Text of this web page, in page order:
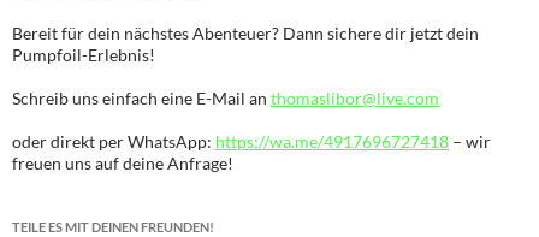
Bereit für dein nächstes Abenteuer? Dann sichere dir jetzt dein
Pumpfoil-Erlebnis!
Schreib uns einfach eine E-Mail an thomaslibor@live.com
oder direkt per WhatsApp: https://wa.me/4917696727418 – wir
freuen uns auf deine Anfrage!
TEILE ES MIT DEINEN FREUNDEN!